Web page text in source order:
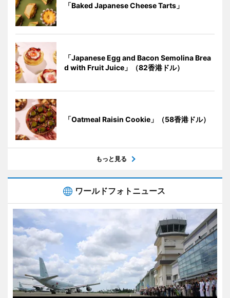
「Baked Japanese Cheese Tarts」
「Japanese Egg and Bacon Semolina Brea
d with Fruit Juice」（82香港ドル）
「Oatmeal Raisin Cookie」（58香港ドル）
もっと見る
ワールドフォトニュース